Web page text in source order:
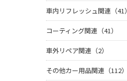
車内リフレッシュ関連（41）
コーティング関連（41）
車外リペア関連（2）
その他カー用品関連（112）